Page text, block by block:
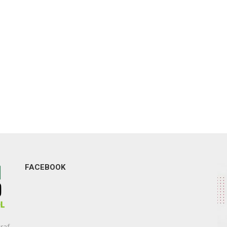
FACEBOOK